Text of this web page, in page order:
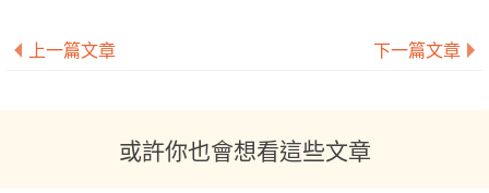
上一篇文章 下一篇文章
或許你也會想看這些文章